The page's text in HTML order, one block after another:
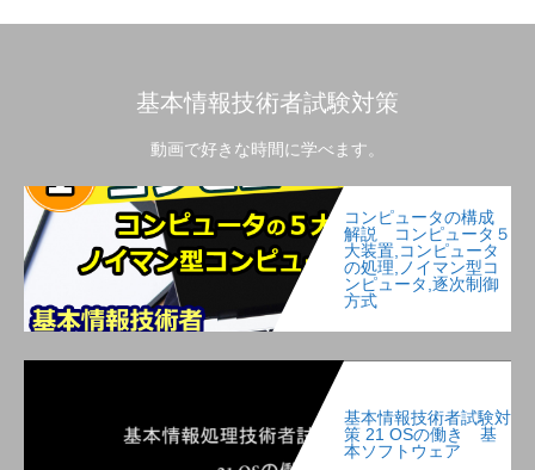
基本情報技術者試験対策
動画で好きな時間に学べます。
コンピュータの構成
解説 コンピュータ５
大装置,コンピュータ
の処理,ノイマン型コ
ンピュータ,逐次制御
方式
基本情報技術者試験対
策 21 OSの働き 基
本ソフトウェア